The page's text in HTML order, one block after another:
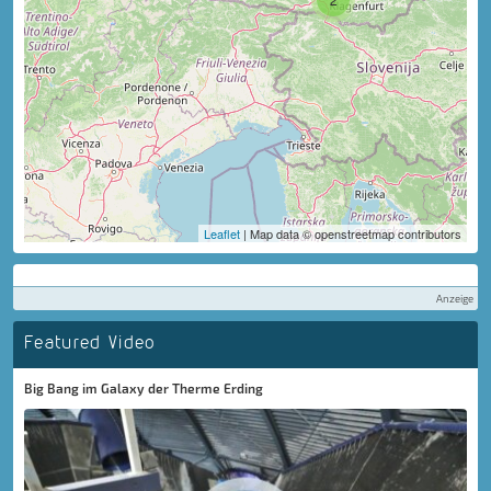
Leaflet | Map data © openstreetmap contributors
Anzeige
Featured Video
Big Bang im Galaxy der Therme Erding